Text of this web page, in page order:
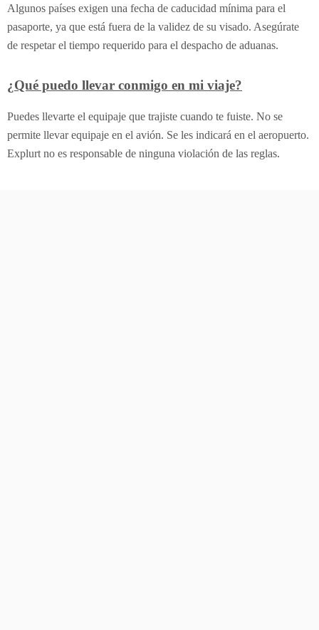
Algunos países exigen una fecha de caducidad mínima para el
pasaporte, ya que está fuera de la validez de su visado. Asegúrate
de respetar el tiempo requerido para el despacho de aduanas.
¿Qué puedo llevar conmigo en mi viaje?
Puedes llevarte el equipaje que trajiste cuando te fuiste. No se
permite llevar equipaje en el avión. Se les indicará en el aeropuerto.
Explurt no es responsable de ninguna violación de las reglas.